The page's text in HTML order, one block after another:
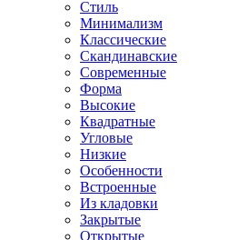
Стиль
Минимализм
Классические
Скандинавские
Современные
Форма
Высокие
Квадратные
Угловые
Низкие
Особенности
Встроенные
Из кладовки
Закрытые
Открытые